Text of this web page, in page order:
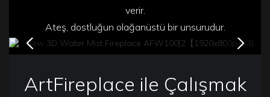
verir.
Ateş, dostluğun olağanüstü bir unsurudur.
ArtFireplace ile Çalışmak